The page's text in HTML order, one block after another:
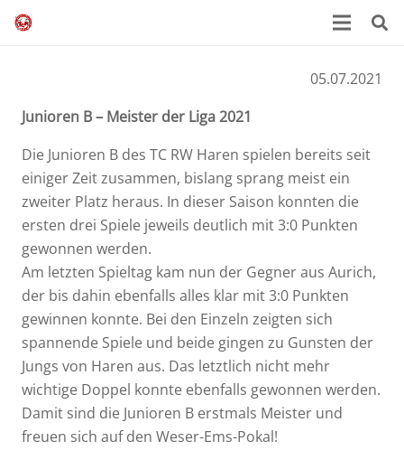
05.07.2021
Junioren B – Meister der Liga 2021
Die Junioren B des TC RW Haren spielen bereits seit
einiger Zeit zusammen, bislang sprang meist ein
zweiter Platz heraus. In dieser Saison konnten die
ersten drei Spiele jeweils deutlich mit 3:0 Punkten
gewonnen werden.
Am letzten Spieltag kam nun der Gegner aus Aurich,
der bis dahin ebenfalls alles klar mit 3:0 Punkten
gewinnen konnte. Bei den Einzeln zeigten sich
spannende Spiele und beide gingen zu Gunsten der
Jungs von Haren aus. Das letztlich nicht mehr
wichtige Doppel konnte ebenfalls gewonnen werden.
Damit sind die Junioren B erstmals Meister und
freuen sich auf den Weser-Ems-Pokal!